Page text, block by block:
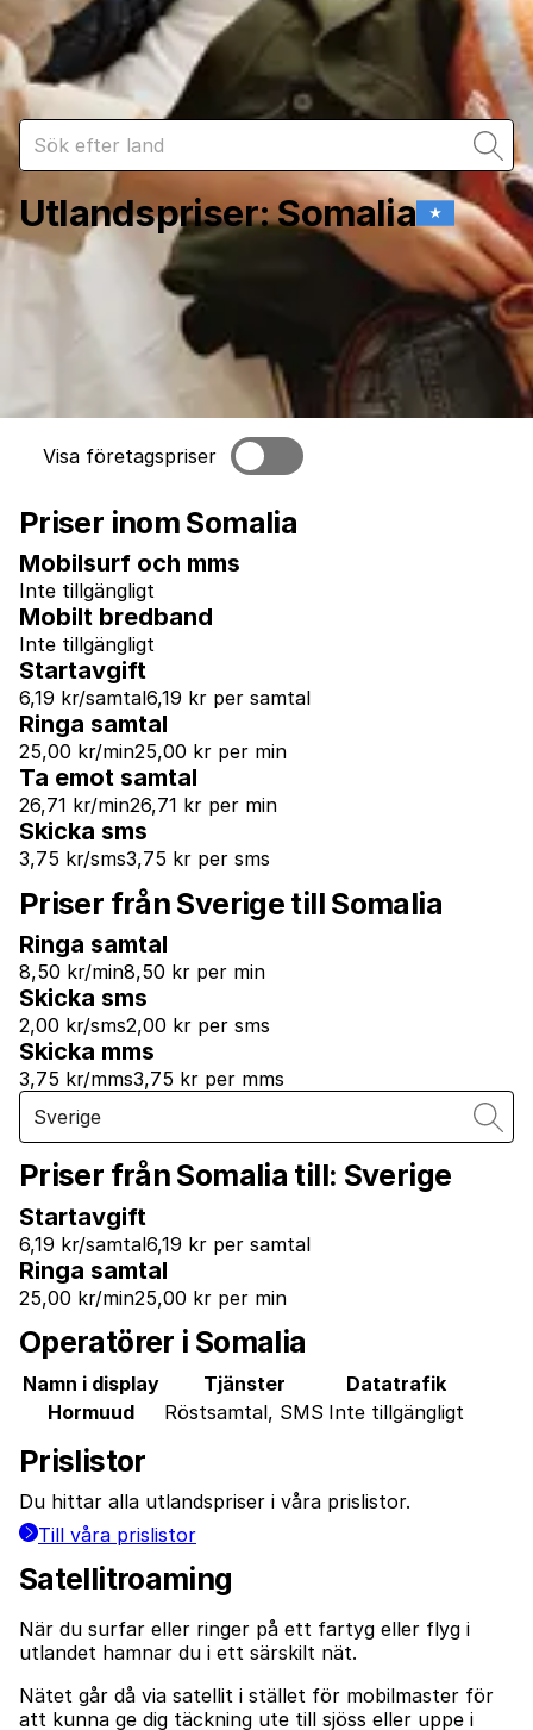
Utlandspriser:Somalia
Visa företagspriser
Priser inom Somalia
Mobilsurf och mms
Inte tillgängligt
Mobilt bredband
Inte tillgängligt
Startavgift
6,19 kr/samtal6,19 kr per samtal
Ringa samtal
25,00 kr/min25,00 kr per min
Ta emot samtal
26,71 kr/min26,71 kr per min
Skicka sms
3,75 kr/sms3,75 kr per sms
Priser från Sverige till Somalia
Ringa samtal
8,50 kr/min8,50 kr per min
Skicka sms
2,00 kr/sms2,00 kr per sms
Skicka mms
3,75 kr/mms3,75 kr per mms
Priser från Somalia till: Sverige
Startavgift
6,19 kr/samtal6,19 kr per samtal
Ringa samtal
25,00 kr/min25,00 kr per min
Operatörer i Somalia
Namn i display Tjänster
Datatrafik
Hormuud
Röstsamtal, SMS Inte tillgängligt
Prislistor
Du hittar alla utlandspriser i våra prislistor.
Till våra prislistor
Satellitroaming
När du surfar eller ringer på ett fartyg eller flyg i
utlandet hamnar du i ett särskilt nät.
Nätet går då via satellit i stället för mobilmaster för
att kunna ge dig täckning ute till sjöss eller uppe i